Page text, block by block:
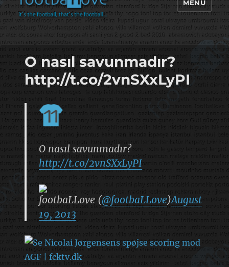
footbaLLove
MENÜ
O nasıl savunmadır?
http://t.co/2vnSXxLyPI
O nasıl savunmadır?
http://t.co/2vnSXxLyPI
footbaLLove (@footbaLLove)August
19, 2013